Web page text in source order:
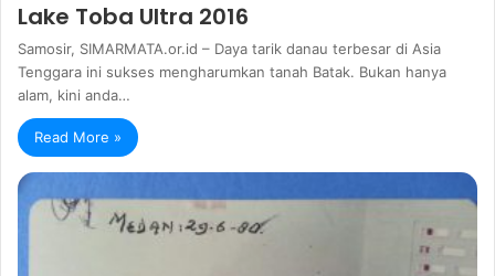
Lake Toba Ultra 2016
Samosir, SIMARMATA.or.id – Daya tarik danau terbesar di Asia
Tenggara ini sukses mengharumkan tanah Batak. Bukan hanya
alam, kini anda…
Read More »